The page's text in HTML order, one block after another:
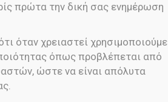
πρώτα την δική σας ενημέρωση
όταν χρειαστεί χρησιμοποιούμε
όπως προβλέπεται από
ώστε να είναι απόλυτα